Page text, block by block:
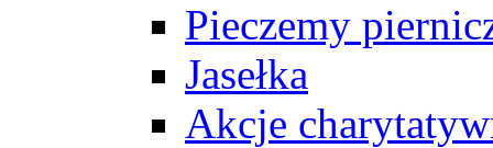
Pieczemy
Jasełka
Akcje